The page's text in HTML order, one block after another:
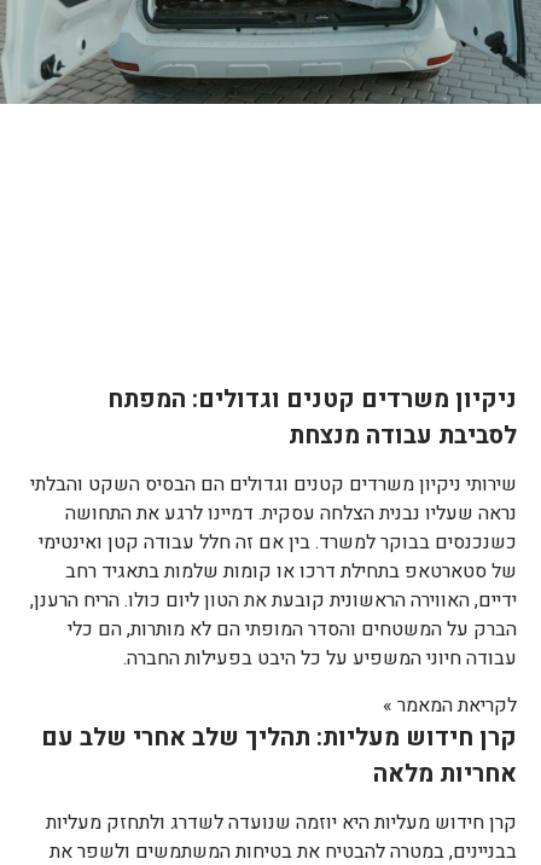
ניקיון משרדים קטנים וגדולים: המפתח
לסביבת עבודה מנצחת
שירותי ניקיון משרדים קטנים וגדולים הם הבסיס השקט והבלתי
נראה שעליו נבנית הצלחה עסקית. דמיינו לרגע את התחושה
כשנכנסים בבוקר למשרד. בין אם זה חלל עבודה קטן ואינטימי
של סטארטאפ בתחילת דרכו או קומות שלמות בתאגיד רחב
ידיים, האווירה הראשונית קובעת את הטון ליום כולו. הריח הרענן,
הברק על המשטחים והסדר המופתי הם לא מותרות, הם כלי
עבודה חיוני המשפיע על כל היבט בפעילות החברה.
לקריאת המאמר »
קרן חידוש מעליות: תהליך שלב אחרי שלב עם
אחריות מלאה
קרן חידוש מעליות היא יוזמה שנועדה לשדרג ולתחזק מעליות
בבניינים, במטרה להבטיח את בטיחות המשתמשים ולשפר את